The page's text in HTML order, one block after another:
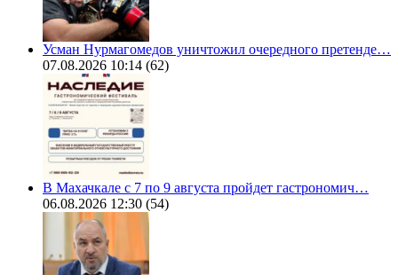
Усман Нурмагомедов уничтожил очередного претенде…
07.08.2026 10:14 (62)
В Махачкале с 7 по 9 августа пройдет гастрономич…
06.08.2026 12:30 (54)